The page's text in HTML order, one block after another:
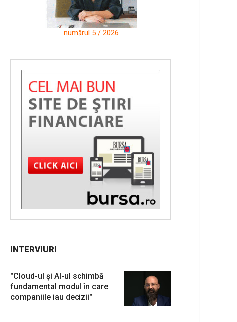
numărul 5 / 2026
INTERVIURI
"Cloud-ul şi AI-ul schimbă
fundamental modul în care
companiile iau decizii"